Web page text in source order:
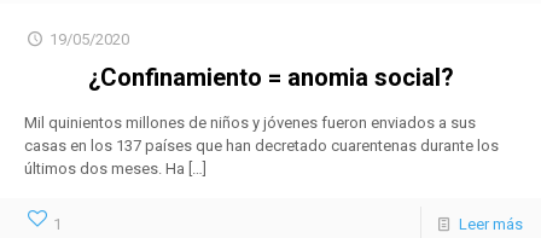
19/05/2020
¿Confinamiento = anomia social?
Mil quinientos millones de niños y jóvenes fueron enviados a sus
casas en los 137 países que han decretado cuarentenas durante los
últimos dos meses. Ha […]
1 Leer más